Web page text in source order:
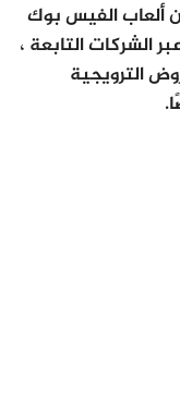
ألعاب الفيس بوك
الشركات التابعة ،
الترويجية